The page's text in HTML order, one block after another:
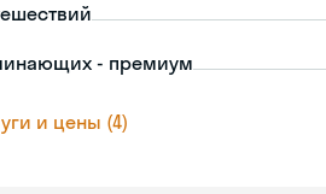
- премиум
и цены (4)